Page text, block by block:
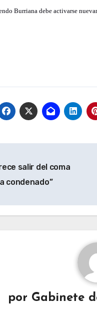
Burriana debe activarse
salir del coma
condenado”
por Gabinete